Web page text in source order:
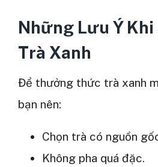
Những Lưu Ý
Trà Xanh
Để thưởng thức trà xanh
bạn nên:
Chọn trà có nguồn
Không pha quá đặc.